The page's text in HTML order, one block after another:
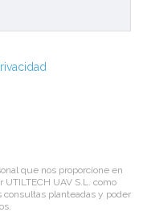
que nos proporcione en
UAV S.L. como
consultas planteadas y poder